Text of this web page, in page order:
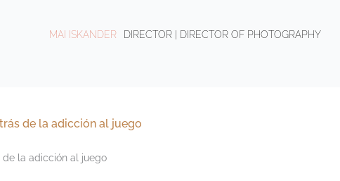
MAI ISKANDER DIRECTOR | DIRECTOR OF PHOTOGRAPHY
de la adicción al juego
la adicción al juego